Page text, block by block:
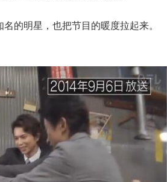
的明星，也把节目的暖度拉起来。